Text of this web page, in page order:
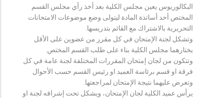
البكالوريوس يعين مجلس الكلية بعد أخذ رأي مجلس القسم
المختص أحد أساتذة المادة ليتولى وضع موضوعات الامتحانات
التحريرية بالاشتراك مع القائم بتدريسها.
وتشكل لجنة الإمتحان في كل مقرر من عضوين على الأقل
يختارهما مجلس الكلية بناء على طلب القسم المختص.
وتتكون من لجان إمتحان المقررات المختلفة لجنة عامة في كل
فرقة او قسم برئاسة العميد او رئيس القسم حسب الأحوال
وتعرض عليهما نتيجة الإمتحان لمراجعتها.
يرأس عميد الكلية لجان الإمتحان، ويشكل تحت إشرافه لجنة او